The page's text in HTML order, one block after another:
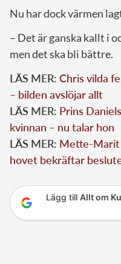
Nu har dock värmen
– Det är ganska kallt i
men det ska bli bättre.
LÄS MER: Chris vilda
– bilden avslöjar allt
LÄS MER: Prins
kvinnan – nu talar hon
LÄS MER: Mette-Marit
hovet bekräftar
Lägg till Allt om